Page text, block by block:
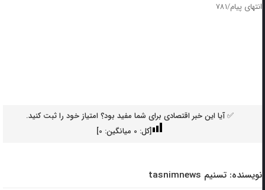
انتهای پیام/۷۸۱
✅ آیا این خبر اقتصادی برای شما مفید بود؟ امتیاز خود را ثبت کنید.
[کل: 0میانگین: 0
]
نویسنده: تسنیم tasnimnews